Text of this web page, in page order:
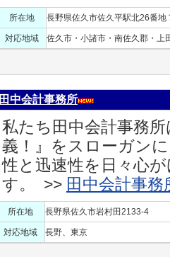
所在地 長野県佐久市佐久平駅北26番地
対応地域 佐久市・小諸市・南佐久郡・上
田中会計事務所
私たち田中会計事務
義！』をスローガン
性と迅速性を日々心
す。 >> 田中会計事務
所在地 長野県佐久市岩村田2133-4
対応地域 長野、東京